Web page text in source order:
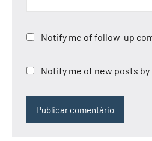
Notify me of follow-up
Notify me of new posts by